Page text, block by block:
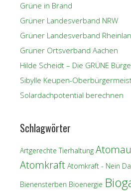
Grüne in Brand
Grüner Landesverband NRW
Grüner Landesverband
Grüner Ortsverband Aachen
Hilde Scheidt – Die GRÜNE
Sibylle Keupen-
Solardachpotential berechnen
Schlagwörter
Artgerechte Tierhaltung
Atomkraft Atomkraft - Nein
Bienensterben Bioenergie